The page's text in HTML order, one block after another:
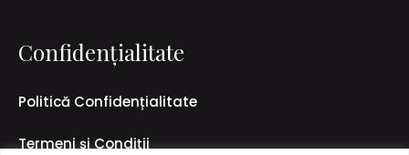
Confidențialitate
Politică Confidențialitate
Termeni și Condiții